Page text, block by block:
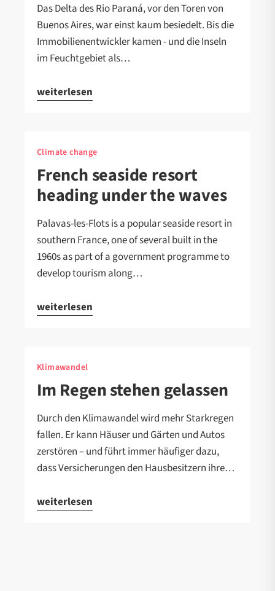
Das Delta des Rio Paraná, vor den Toren von
Buenos Aires, war einst kaum besiedelt. Bis die
Immobilienentwickler kamen - und die Inseln
im Feuchtgebiet als…
weiterlesen
Climate change
French seaside resort
heading under the waves
Palavas-les-Flots is a popular seaside resort in
southern France, one of several built in the
1960s as part of a government programme to
develop tourism along…
weiterlesen
Klimawandel
Im Regen stehen gelassen
Durch den Klimawandel wird mehr Starkregen
fallen. Er kann Häuser und Gärten und Autos
zerstören – und führt immer häufiger dazu,
dass Versicherungen den Hausbesitzern ihre…
weiterlesen